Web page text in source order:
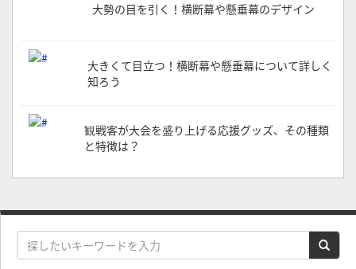
大勢の目を引く！横断幕や懸垂幕のデザイン
大きくて目立つ！横断幕や懸垂幕について詳しく
知ろう
観戦客が大会を盛り上げる応援グッズ、その種類
と特徴は？